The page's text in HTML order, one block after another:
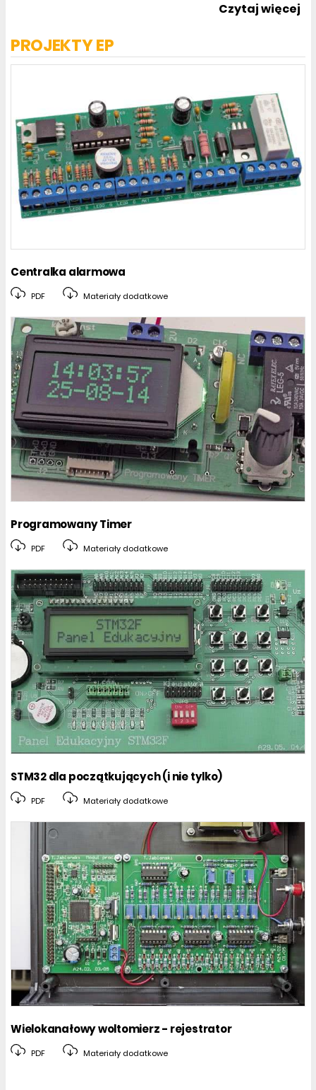
Czytaj więcej
PROJEKTY EP
Centralka alarmowa
PDF Materiały dodatkowe
Programowany Timer
PDF Materiały dodatkowe
STM32 dla początkujących (i nie tylko)
PDF Materiały dodatkowe
Wielokanałowy woltomierz - rejestrator
PDF Materiały dodatkowe